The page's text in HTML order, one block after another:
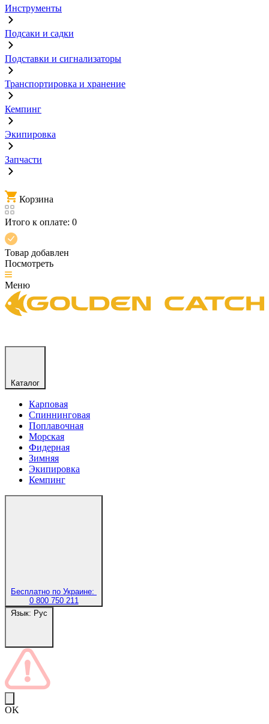
Инструменты
Подсаки и садки
Подставки и сигнализаторы
Транспортировка и хранение
Кемпинг
Экипировка
Запчасти
Корзина
Итого к оплате: 0
Товар добавлен
Посмотреть
Меню
Каталог
Карповая
Спиннинговая
Поплавочная
Морская
Фидерная
Зимняя
Экипировка
Кемпинг
Бесплатно по Украине:
0 800 750 211
Язык: Рус
OK